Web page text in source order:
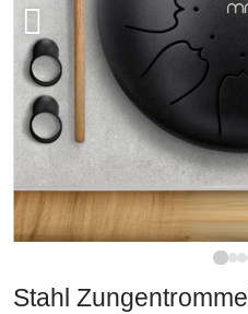
Stahl Zungentrommel